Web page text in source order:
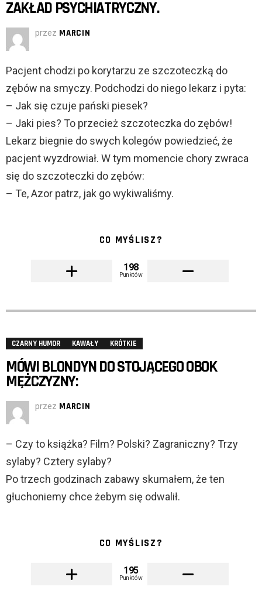
ZAKŁAD PSYCHIATRYCZNY.
przez MARCIN
Pacjent chodzi po korytarzu ze szczoteczką do
zębów na smyczy. Podchodzi do niego lekarz i pyta:
– Jak się czuje pański piesek?
– Jaki pies? To przecież szczoteczka do zębów!
Lekarz biegnie do swych kolegów powiedzieć, że
pacjent wyzdrowiał. W tym momencie chory zwraca
się do szczoteczki do zębów:
– Te, Azor patrz, jak go wykiwaliśmy.
CO MYŚLISZ?
198
Punktów
CZARNY HUMOR KAWAŁY KRÓTKIE
MÓWI BLONDYN DO STOJĄCEGO OBOK
MĘŻCZYZNY:
przez MARCIN
– Czy to książka? Film? Polski? Zagraniczny? Trzy
sylaby? Cztery sylaby?
Po trzech godzinach zabawy skumałem, że ten
głuchoniemy chce żebym się odwalił.
CO MYŚLISZ?
195
Punktów